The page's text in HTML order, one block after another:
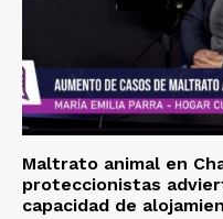
Maltrato animal en
proteccionistas
capacidad de